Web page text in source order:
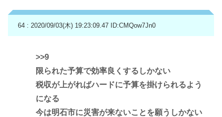
64 : 2020/09/03(木) 19:23:09.47 ID:CMQow7Jn0
>>9
限られた予算で効率良くするしかない
税収が上がればハードに予算を掛けられるよう
になる
今は明石市に災害が来ないことを願うしかない